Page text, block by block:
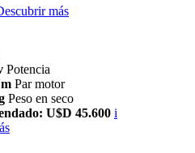
más
Potencia
Par motor
Peso en seco
U$D 45.600 i